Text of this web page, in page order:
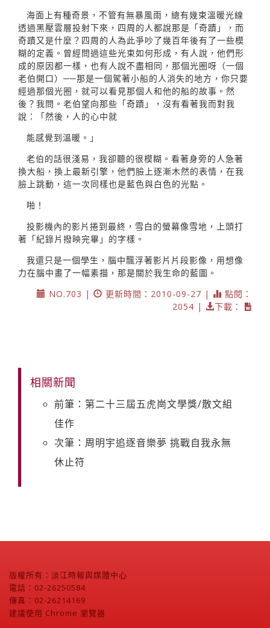
海面上有種奇景，不管有無暴風雨，總有幾束溫暖光線
透過黑壓雲層投射下來，四周的人都說那是「奇蹟」，而
奇蹟又是什麼？四周的人為此爭吵了幾百年後有了一些模
糊的定義。曾經問過這些光束如何形成，有人說，他們形
成的原因都一樣，也有人說不盡相同，那個光圈呀（一個
老伯開口）──那是一個駕著小船的人消失的地方，你只要
經過那個光圈，就可以看見那個人和他的船的故事。然
後？我問。老伯望向那些「奇蹟」，沒有看著我而對我
說：「然後，人的心中就
能感覺到溫暖。」
老伯的話很淺易，我卻聽的很模糊。看著身旁的人急著
換大船，換上最新引擎，他們臉上逐漸木然的表情，在我
臉上跳動，這一次同樣也是藍色與白色的光點。
啪！
投影機內的影片捲到最終，雪白的螢幕像雪地，上頭打
著「紀錄片撥映完畢」的字樣。
我還只是一個學生，腦中飄浮著影片片段影像，用想像
力在腦中畫了一幅素描，那是關於我生命的藍圖。
NO.703 |
更新時間：2010-09-27 |
點閱：
2054 |
下載：
相關新聞
前筆：第二十三屆五虎崗文學獎/散文組
佳作
次筆：周明宇追逐音樂夢 挑戰自我永無
休止符
版權所有：淡江時報與媒體中心
電話：02-26250584
傳真：02-26214169
建議使用 Chrome 瀏覽器